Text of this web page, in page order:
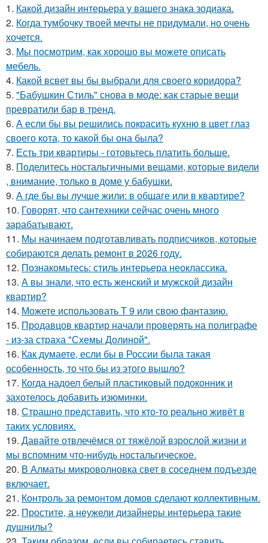
1. Какой дизайн интерьера у вашего знака зодиака.
2. Когда тумбочку твоей мечты не придумали, но очень
хочется.
3. Мы посмотрим, как хорошо вы можете описать
мебель.
4. Какой всвет вы бы выбрали для своего коридора?
5. "Бабушкин Стиль" снова в моде: как старые вещи
превратили бар в тренд.
6. А если бы вы решились покрасить кухню в цвет глаз
своего кота, то какой бы она была?
7. Есть три квартиры - готовьтесь платить больше.
8. Поделитесь ностальгичными вещами, которые видели
, внимание, только в доме у бабушки.
9. А где бы вы лучше жили: в общаге или в квартире?
10. Говорят, что сантехники сейчас очень много
зарабатывают.
11. Мы начинаем подготавливать подписчиков, которые
собираются делать ремонт в 2026 году.
12. Познакомьтесь: стиль интерьера неоклассика.
13. А вы знали, что есть женский и мужской дизайн
квартир?
14. Можете использовать Т 9 или свою фантазию.
15. Продавцов квартир начали проверять на полиграфе
- из-за страха "Схемы Долиной".
16. Как думаете, если бы в России была такая
особенность, то что бы из этого вышло?
17. Когда надоел белый пластиковый подоконник и
захотелось добавить изюминки.
18. Страшно представить, что кто-то реально живёт в
таких условиях.
19. Давайте отвлечёмся от тяжёлой взрослой жизни и
мы вспомним что-нибудь ностальгическое.
20. В Алматы микроволновка свет в соседнем подъезде
включает.
21. Контроль за ремонтом домов сделают коллективным.
22. Простите, а неужели дизайнеры интерьера такие
душнилы?